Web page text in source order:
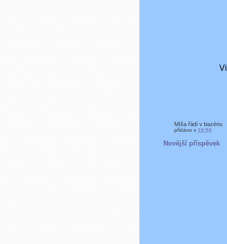
Míša řádí v bazénu
přidáno v 18:59
Novější příspěvek